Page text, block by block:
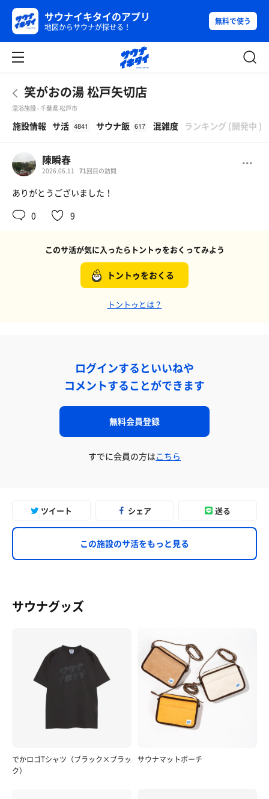
サウナイキタイのアプリ
地図からサウナが探せる！
無料で使う
笑がおの湯 松戸矢切店
温浴施設 - 千葉県 松戸市
施設情報 サ活 4841 サウナ飯 617 混雑度 ランキング (開発中 )
陳瞬春
2026.06.11 71 回目の訪問
ありがとうございました！
0
9
このサ活が気に入ったらトントゥをおくってみよう
トントゥをおくる
トントゥとは？
ログインするといいねや
コメントすることができます
無料会員登録
すでに会員の方はこちら
ツイート シェア 送る
この施設のサ活をもっと見る
サウナグッズ
でかロゴTシャツ（ブラック×ブラッ
ク）
サウナマットポーチ